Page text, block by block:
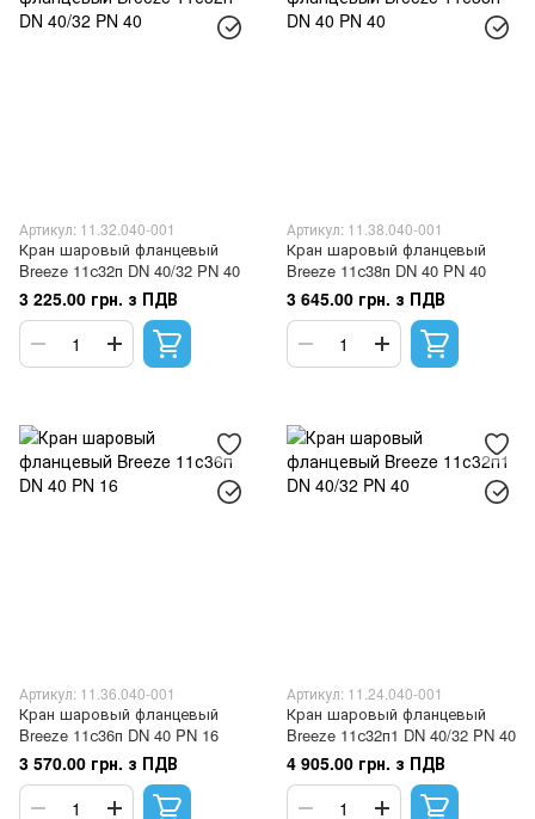
Артикул: 11.32.040-001
Кран шаровый фланцевый
Breeze 11с32п DN 40/32 PN 40
3 225.00 грн. з ПДВ
Артикул: 11.38.040-001
Кран шаровый фланцевый
Breeze 11с38п DN 40 PN 40
3 645.00 грн. з ПДВ
Артикул: 11.36.040-001
Кран шаровый фланцевый
Breeze 11с36п DN 40 PN 16
3 570.00 грн. з ПДВ
Артикул: 11.24.040-001
Кран шаровый фланцевый
Breeze 11с32п1 DN 40/32 PN 40
4 905.00 грн. з ПДВ